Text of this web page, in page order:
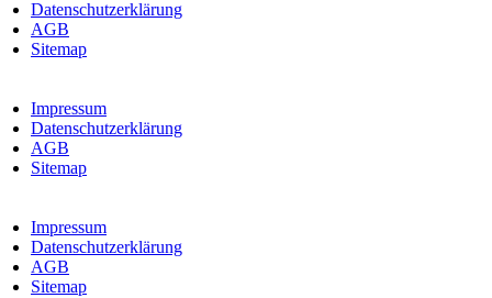
Datenschutzerklärung
AGB
Sitemap
Impressum
Datenschutzerklärung
AGB
Sitemap
Impressum
Datenschutzerklärung
AGB
Sitemap